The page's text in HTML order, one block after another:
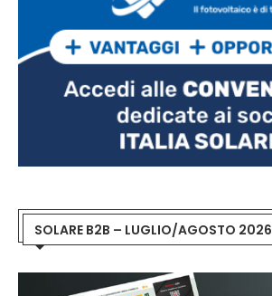
SOLARE B2B – LUGLIO/AGOSTO 2026